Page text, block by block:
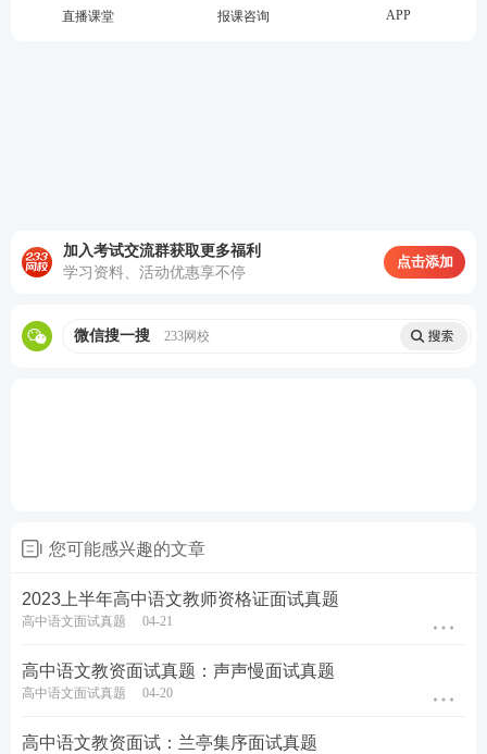
题下载
高中地
理
2023上半年高中地理教资面试
真题及答案
高中历
史
2023上半年高中历史教资面试
真题及答案
直播课堂 报课咨询 APP
加入考试交流群获取更多福利
学习资料、活动优惠享不停
点击添加
微信搜一搜 233网校
您可能感兴趣的文章
2023上半年高中语文教师资格证面试真题
高中语文面试真题 04-21
高中语文教资面试真题：声声慢面试真题
高中语文面试真题 04-20
高中语文教资面试：兰亭集序面试真题